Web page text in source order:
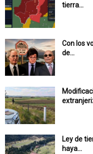
tierra...
Con los
de...
Ley de
haya...